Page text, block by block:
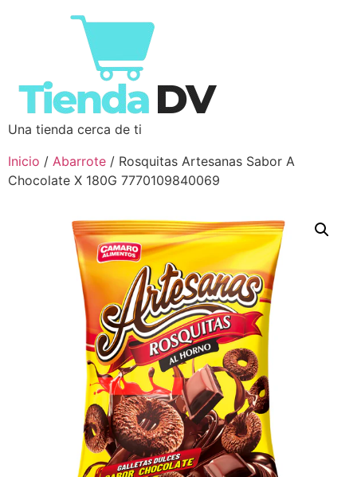
Una tienda cerca de ti
Inicio / Abarrote / Rosquitas Artesanas Sabor A
Chocolate X 180G 7770109840069